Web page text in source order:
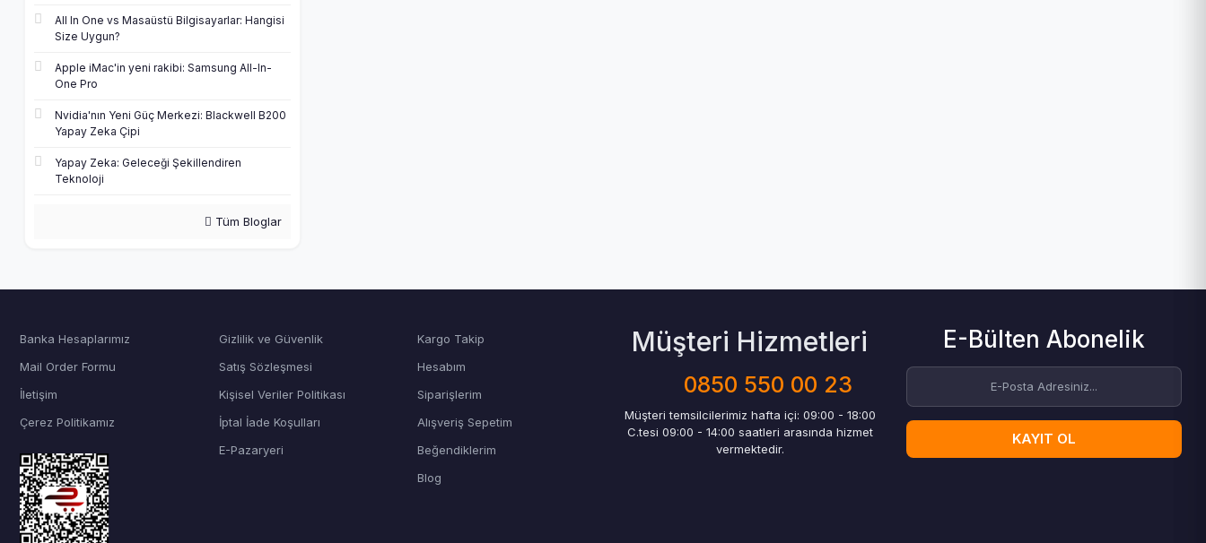
All In One vs Masaüstü Bilgisayarlar: Hangisi
Size Uygun?
Apple iMac'in yeni rakibi: Samsung All-In-
One Pro
Nvidia'nın Yeni Güç Merkezi: Blackwell B200
Yapay Zeka Çipi
Yapay Zeka: Geleceği Şekillendiren
Teknoloji
Tüm Bloglar
Banka Hesaplarımız
Mail Order Formu
İletişim
Çerez Politikamız
Gizlilik ve Güvenlik
Satış Sözleşmesi
Kişisel Veriler Politikası
İptal İade Koşulları
E-Pazaryeri
Kargo Takip
Hesabım
Siparişlerim
Alışveriş Sepetim
Beğendiklerim
Blog
Müşteri Hizmetleri
0850 550 00 23
Müşteri temsilcilerimiz hafta içi: 09:00 - 18:00
C.tesi 09:00 - 14:00 saatleri arasında hizmet
vermektedir.
E-Bülten Abonelik
KAYIT OL